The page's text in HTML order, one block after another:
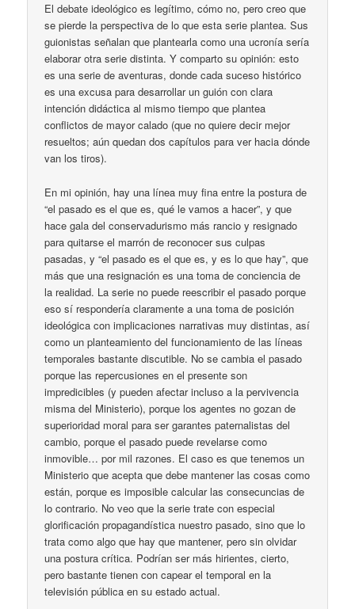
El debate ideológico es legítimo, cómo no, pero creo que
se pierde la perspectiva de lo que esta serie plantea. Sus
guionistas señalan que plantearla como una ucronía sería
elaborar otra serie distinta. Y comparto su opinión: esto
es una serie de aventuras, donde cada suceso histórico
es una excusa para desarrollar un guión con clara
intención didáctica al mismo tiempo que plantea
conflictos de mayor calado (que no quiere decir mejor
resueltos; aún quedan dos capítulos para ver hacia dónde
van los tiros).
En mi opinión, hay una línea muy fina entre la postura de
“el pasado es el que es, qué le vamos a hacer”, y que
hace gala del conservadurismo más rancio y resignado
para quitarse el marrón de reconocer sus culpas
pasadas, y “el pasado es el que es, y es lo que hay”, que
más que una resignación es una toma de conciencia de
la realidad. La serie no puede reescribir el pasado porque
eso sí respondería claramente a una toma de posición
ideológica con implicaciones narrativas muy distintas, así
como un planteamiento del funcionamiento de las líneas
temporales bastante discutible. No se cambia el pasado
porque las repercusiones en el presente son
impredicibles (y pueden afectar incluso a la pervivencia
misma del Ministerio), porque los agentes no gozan de
superioridad moral para ser garantes paternalistas del
cambio, porque el pasado puede revelarse como
inmovible… por mil razones. El caso es que tenemos un
Ministerio que acepta que debe mantener las cosas como
están, porque es imposible calcular las consecuncias de
lo contrario. No veo que la serie trate con especial
glorificación propagandística nuestro pasado, sino que lo
trata como algo que hay que mantener, pero sin olvidar
una postura crítica. Podrían ser más hirientes, cierto,
pero bastante tienen con capear el temporal en la
televisión pública en su estado actual.